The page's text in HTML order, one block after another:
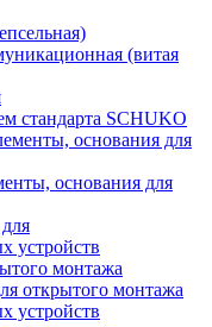
(витая
стандарта SCHUKO
основания для
устройств
монтажа
открытого монтажа
устройств